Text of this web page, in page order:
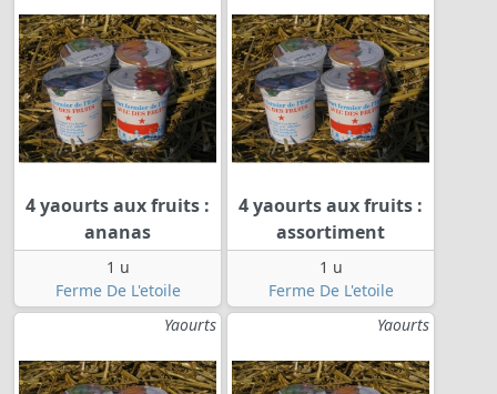
4 yaourts aux fruits :
ananas
1 u
Ferme De L'etoile
4 yaourts aux fruits :
assortiment
1 u
Ferme De L'etoile
Yaourts
Yaourts